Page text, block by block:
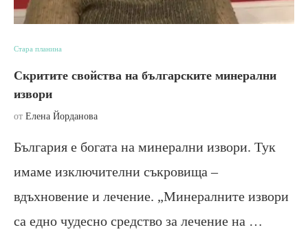
Стара планина
Скритите свойства на българските минерални
извори
от Елена Йорданова
България е богата на минерални извори. Тук
имаме изключителни съкровища –
вдъхновение и лечение. „Минералните извори
са едно чудесно средство за лечение на …